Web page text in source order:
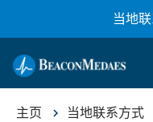
当地
主页 当地联系方式